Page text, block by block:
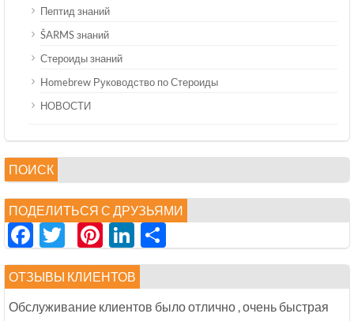
Пептид знаний
ŠARMS знаний
Стероиды знаний
Homebrew Руководство по Стероиды
НОВОСТИ
ПОИСК
ПОДЕЛИТЬСЯ С ДРУЗЬЯМИ
Facebook
Twitter
Pinterest
LinkedIn
享
ОТЗЫВЫ КЛИЕНТОВ
Обслуживание клиентов было отлично , очень быстрая